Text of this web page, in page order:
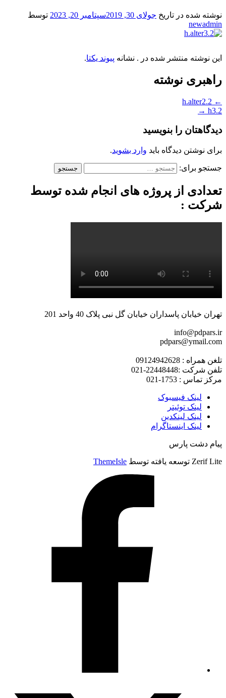
نوشته شده در تاریخ جولای 30, 2019 سپتامبر 20, 2023
توسط
newadmin
این نوشته منتشر شده در . نشانه پیوند یکتا.
راهبری نوشته
←
2.h3
→
دیدگاهتان را بنویسید
برای نوشتن دیدگاه باید وارد بشوید.
جستجو برای:
تعدادی از پروژه های انجام شده توسط
شرکت :
تهران خیابان پاسداران خیابان گل نبی پلاک 40 واحد 201
info@pdpars.ir
pdpars@ymail.com
تلغن همراه : 09124942628
تلفن شرکت :22448448-021
مرکز تماس : 1753-021
لینک فیسبوک
لینک توئیتر
لینک لینکدین
لینک اینستاگرام
پیام دشت پارس
Zerif Lite توسعه یافته توسط ThemeIsle